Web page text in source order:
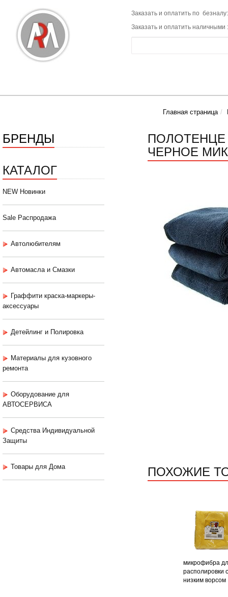
Заказать и оплатить по
Заказать и оплатить наличными
Главная страница
БРЕНДЫ
КАТАЛОГ
NEW Новинки
Sale Распродажа
Автолюбителям
Автомасла и Смазки
Граффити краска-маркеры-
аксессуары
Детейлинг и Полировка
Материалы для кузовного
ремонта
Оборудование для
АВТОСЕРВИСА
Средства Индивидуальной
Защиты
Товары для Дома
ПОЛОТЕНЦЕ
ЧЕРНОЕ
ПОХОЖИЕ
микрофибра
располировки
низким ворсом